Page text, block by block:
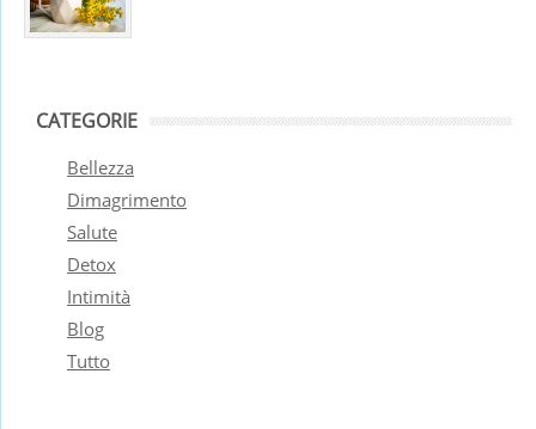
CATEGORIE
Bellezza
Dimagrimento
Salute
Detox
Intimità
Blog
Tutto